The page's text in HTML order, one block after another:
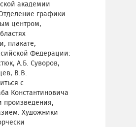
академии
графики
центром,
плакате,
Федерации:
А.Б. Суворов,
В.В.
с
Константиновича
произведения,
Художники